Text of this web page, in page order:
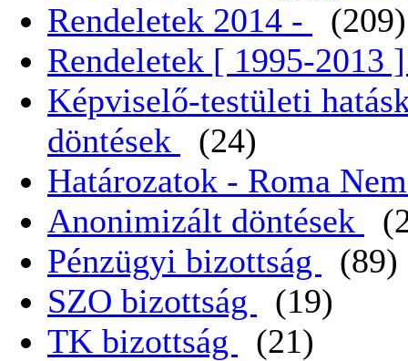
Rendeletek 2014 -
(209)
Rendeletek [ 1995-2013
Képviselő-testületi
döntések
(24)
Határozatok - Roma
Anonimizált döntések
Pénzügyi bizottság
(89)
SZO bizottság
(19)
TK bizottság
(21)